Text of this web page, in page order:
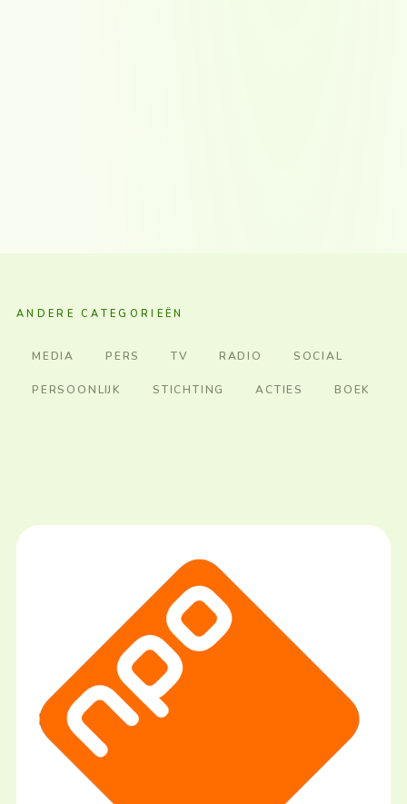
ANDERE CATEGORIEËN
MEDIA PERS TV RADIO SOCIAL
PERSOONLIJK STICHTING ACTIES BOEK